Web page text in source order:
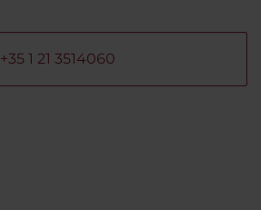
+35 1 21 3514060